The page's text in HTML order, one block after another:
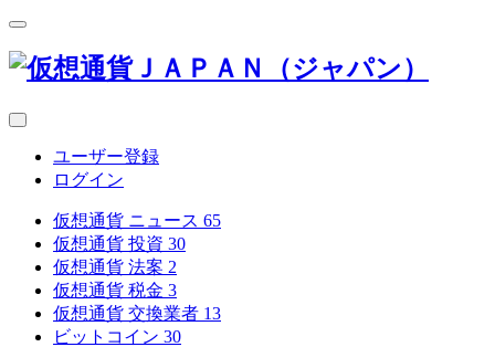
ユーザー登録
ログイン
仮想通貨 ニュース 65
仮想通貨 投資 30
仮想通貨 法案 2
仮想通貨 税金 3
仮想通貨 交換業者 13
ビットコイン 30